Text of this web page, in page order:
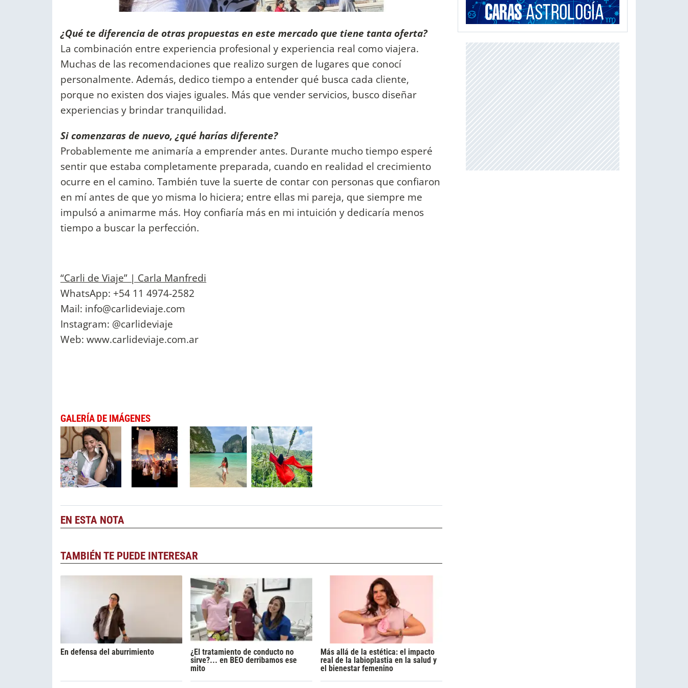
¿Qué te diferencia de otras propuestas en este mercado que tiene tanta oferta?
La combinación entre experiencia profesional y experiencia real como viajera.
Muchas de las recomendaciones que realizo surgen de lugares que conocí
personalmente. Además, dedico tiempo a entender qué busca cada cliente,
porque no existen dos viajes iguales. Más que vender servicios, busco diseñar
experiencias y brindar tranquilidad.
Si comenzaras de nuevo, ¿qué harías diferente?
Probablemente me animaría a emprender antes. Durante mucho tiempo esperé
sentir que estaba completamente preparada, cuando en realidad el crecimiento
ocurre en el camino. También tuve la suerte de contar con personas que confiaron
en mí antes de que yo misma lo hiciera; entre ellas mi pareja, que siempre me
impulsó a animarme más. Hoy confiaría más en mi intuición y dedicaría menos
tiempo a buscar la perfección.
“Carli de Viaje” | Carla Manfredi
WhatsApp: +54 11 4974-2582
Mail: info@carlideviaje.com
Instagram: @carlideviaje
Web: www.carlideviaje.com.ar
GALERÍA DE IMÁGENES
EN ESTA NOTA
TAMBIÉN TE PUEDE INTERESAR
En defensa del aburrimiento
¿El tratamiento de conducto no
sirve?... en BEO derribamos ese
mito
Más allá de la estética: el impacto
real de la labioplastia en la salud y
el bienestar femenino